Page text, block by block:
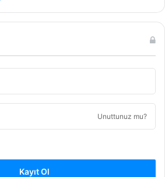
Unuttunuz mu?
Kayıt Ol